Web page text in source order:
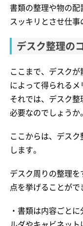
書類の整理や物の
スッキリとさせ仕事
デスク整理の
ここまで、デスク
によって得られるメ
それでは、デスク
必要なのでしょうか。
ここからは、デス
します。
デスク周りの整理
点を挙げることがで
・書類は内容ごと